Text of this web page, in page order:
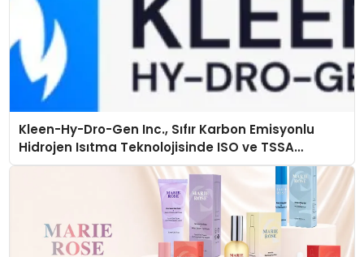
Kleen-Hy-Dro-Gen Inc., Sıfır Karbon Emisyonlu
Hidrojen Isıtma Teknolojisinde ISO ve TSSA
Düzenleyici Onaylarını Aldı